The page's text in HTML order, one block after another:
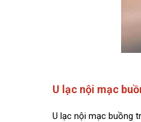
U lạc nội mạc
U lạc nội mạc buồng